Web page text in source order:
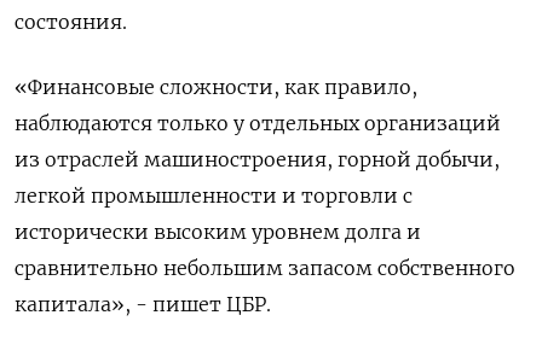
состояния.
«Финансовые сложности, как правило,
наблюдаются только у отдельных организаций
из отраслей машиностроения, горной добычи,
легкой промышленности и торговли с
исторически высоким уровнем долга и
сравнительно небольшим запасом собственного
капитала», - пишет ЦБР.